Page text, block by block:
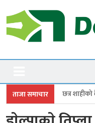
to
content
Dolpanews
ताजा समाचार
देउडामा झुम्यो डोल्पा,